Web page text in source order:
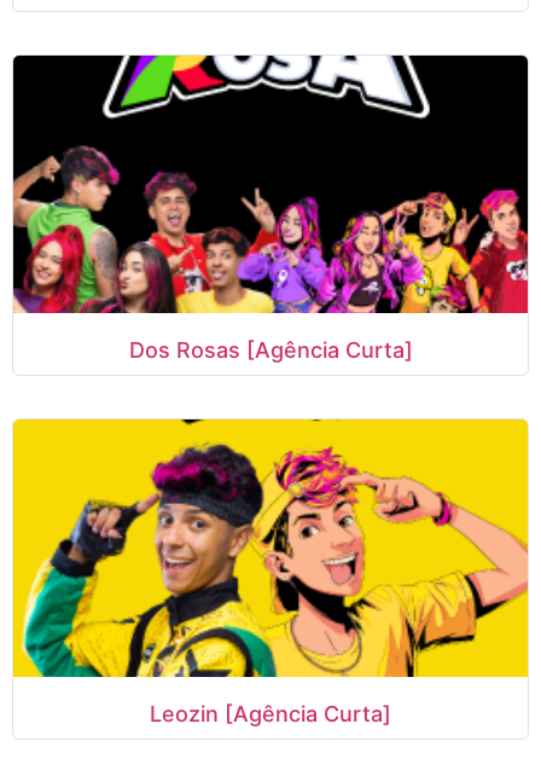
Dos Rosas [Agência Curta]
Leozin [Agência Curta]